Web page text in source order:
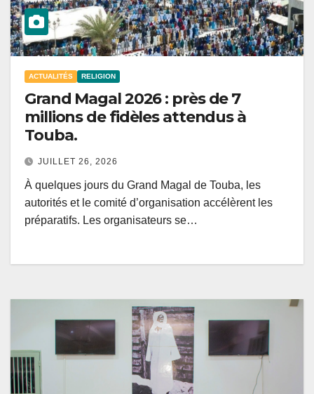
ACTUALITÉS RELIGION
Grand Magal 2026 : près de 7
millions de fidèles attendus à
Touba.
JUILLET 26, 2026
À quelques jours du Grand Magal de Touba, les
autorités et le comité d’organisation accélèrent les
préparatifs. Les organisateurs se…